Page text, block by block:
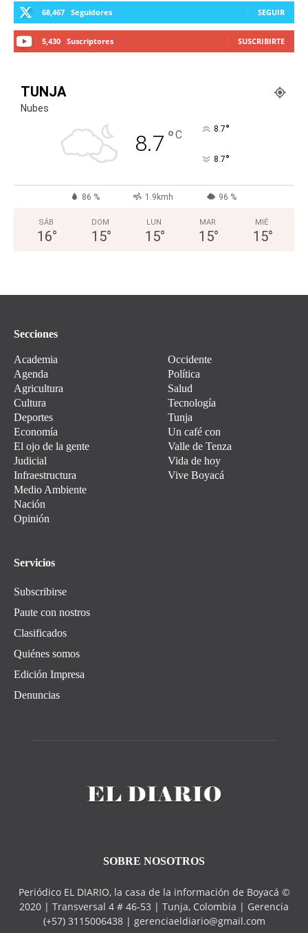
68,467 Seguidores SEGUIR
5,430 Suscriptores SUSCRIBIRTE
TUNJA
Nubes
8.7 °C 8.7°
8.7°
86 % 1.9kmh 96 %
SÁB
16°
DOM
15°
LUN
15°
MAR
15°
MIÉ
15°
Secciones
Academia
Agenda
Agricultura
Cultura
Deportes
Economía
El ojo de la gente
Judicial
Infraestructura
Medio Ambiente
Nación
Opinión
Occidente
Política
Salud
Tecnología
Tunja
Un café con
Valle de Tenza
Vida de hoy
Vive Boyacá
Servicios
Subscribirse
Paute con nostros
Clasificados
Quiénes somos
Edición Impresa
Denuncias
SOBRE NOSOTROS
Periódico EL DIARIO, la casa de la información de Boyacá ©
2020 | Transversal 4 # 46-53 | Tunja, Colombia | Gerencia
(+57) 3115006438 | gerenciaeldiario@gmail.com